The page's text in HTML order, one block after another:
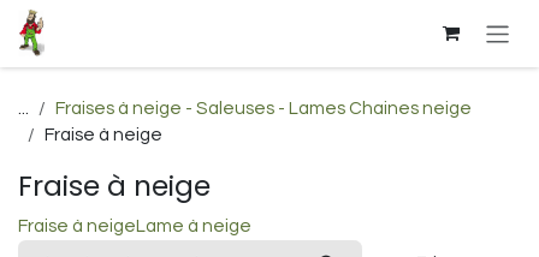
Se rendre au contenu
...
Fraises à neige - Saleuses - Lames Chaines neige
Fraise à neige
Fraise à neige
Fraise à neige Lame à neige